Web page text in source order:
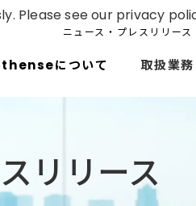
ニュース・プレスリリース
について 取扱業務
リリース
Please see our privacy